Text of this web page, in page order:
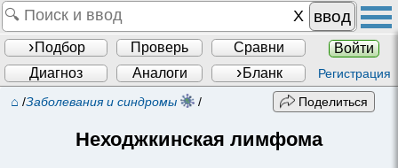
ввод
Подбор Проверь Сравни
Войти
Диагноз
Аналоги Бланк Регистрация
⌂ /Заболевания и синдромы / Поделиться
Неходжкинская лимфома